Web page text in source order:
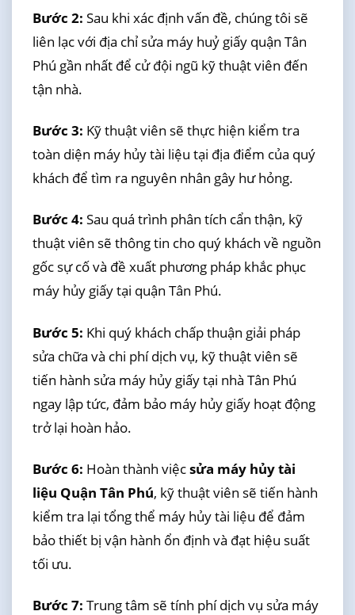
Bước 2: Sau khi xác định vấn đề, chúng tôi sẽ
liên lạc với địa chỉ sửa máy huỷ giấy quận Tân
Phú gần nhất để cử đội ngũ kỹ thuật viên đến
tận nhà.
Bước 3: Kỹ thuật viên sẽ thực hiện kiểm tra
toàn diện máy hủy tài liệu tại địa điểm của quý
khách để tìm ra nguyên nhân gây hư hỏng.
Bước 4: Sau quá trình phân tích cẩn thận, kỹ
thuật viên sẽ thông tin cho quý khách về nguồn
gốc sự cố và đề xuất phương pháp khắc phục
máy hủy giấy tại quận Tân Phú.
Bước 5: Khi quý khách chấp thuận giải pháp
sửa chữa và chi phí dịch vụ, kỹ thuật viên sẽ
tiến hành sửa máy hủy giấy tại nhà Tân Phú
ngay lập tức, đảm bảo máy hủy giấy hoạt động
trở lại hoàn hảo.
Bước 6: Hoàn thành việcsửa máy hủy tài
liệu Quận Tân Phú, kỹ thuật viên sẽ tiến hành
kiểm tra lại tổng thể máy hủy tài liệu để đảm
bảo thiết bị vận hành ổn định và đạt hiệu suất
tối ưu.
Bước 7: Trung tâm sẽ tính phí dịch vụ sửa máy